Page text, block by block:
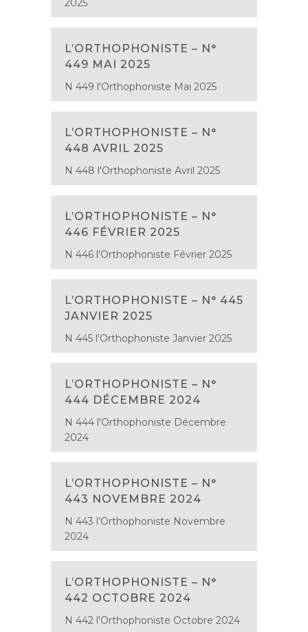
2025
L’ORTHOPHONISTE – N°
449 MAI 2025
N 449 l'Orthophoniste Mai 2025
L’ORTHOPHONISTE – N°
448 AVRIL 2025
N 448 l'Orthophoniste Avril 2025
L’ORTHOPHONISTE – N°
446 FÉVRIER 2025
N 446 l'Orthophoniste Février 2025
L’ORTHOPHONISTE – N° 445
JANVIER 2025
N 445 l'Orthophoniste Janvier 2025
L’ORTHOPHONISTE – N°
444 DÉCEMBRE 2024
N 444 l'Orthophoniste Décembre
2024
L’ORTHOPHONISTE – N°
443 NOVEMBRE 2024
N 443 l'Orthophoniste Novembre
2024
L’ORTHOPHONISTE – N°
442 OCTOBRE 2024
N 442 l'Orthophoniste Octobre 2024